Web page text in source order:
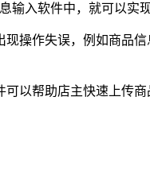
输入软件中，就可以实现
现操作失误，例如商品
以帮助店主快速上传